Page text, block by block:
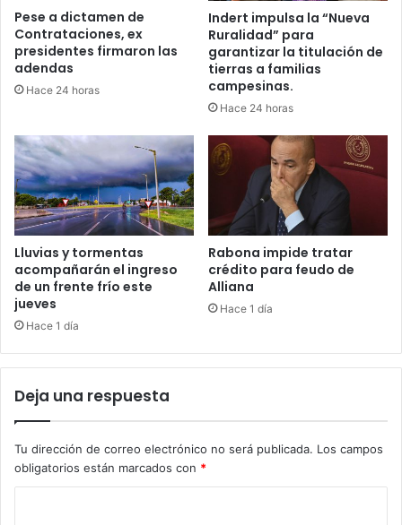
Pese a dictamen de
Contrataciones, ex
presidentes firmaron las
adendas
Hace 24 horas
Indert impulsa la “Nueva
Ruralidad” para
garantizar la titulación de
tierras a familias
campesinas.
Hace 24 horas
Lluvias y tormentas
acompañarán el ingreso
de un frente frío este
jueves
Hace 1 día
Rabona impide tratar
crédito para feudo de
Alliana
Hace 1 día
Deja una respuesta
Tu dirección de correo electrónico no será publicada. Los campos
obligatorios están marcados con *